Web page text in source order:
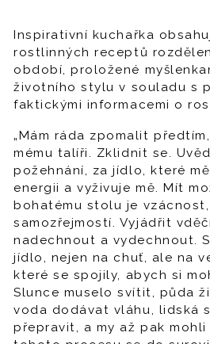
Inspirativní kuchařka
rostlinných receptů
období, proložené
životního stylu v souladu s
faktickými informacemi o
„Mám ráda zpomalit
mému talíři. Zklidnit se.
požehnání, za jídlo, které
energii a vyživuje mě. Mít
bohatému stolu je
samozřejmostí. Vyjádřit
nadechnout a vydechnout.
jídlo, nejen na chuť, ale na
které se spojily, abych si
Slunce muselo svítit, půda
voda dodávat vláhu, lidská
přepravit, a my až pak mohli